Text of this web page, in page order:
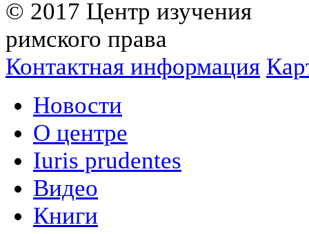
© 2017 Центр изучения
римского права
Контактная информация
Новости
О центре
Iuris prudentes
Видео
Книги